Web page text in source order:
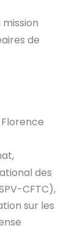
de
des
CFTC),
sur les